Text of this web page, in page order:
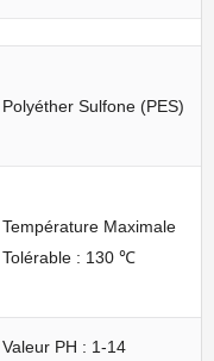
Polyéther Sulfone (PES)
Température Maximale
Tolérable : 130 ℃
Valeur PH : 1-14